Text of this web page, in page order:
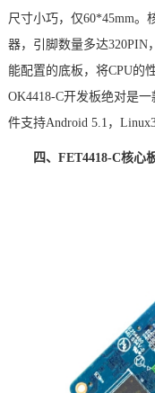
尺寸小巧，仅60*45mm。
器， 引脚数量多达320PIN
能配置的底板，将CPU的
OK4418-C开发板绝对是
件支持Android 5.1，
四、 FET4418-C核心